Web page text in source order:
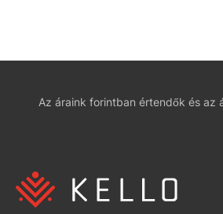
Az áraink forintban értendők és az